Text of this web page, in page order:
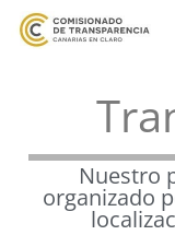
Nuestro
organizado